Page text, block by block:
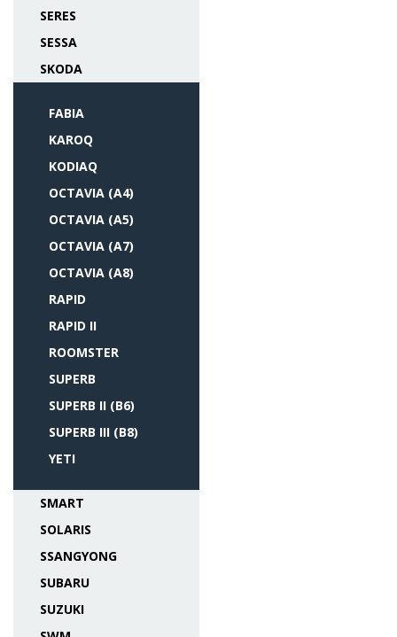
SERES
SESSA
SKODA
FABIA
KAROQ
KODIAQ
OCTAVIA (A4)
OCTAVIA (A5)
OCTAVIA (A7)
OCTAVIA (A8)
RAPID
RAPID II
ROOMSTER
SUPERB
SUPERB II (B6)
SUPERB III (B8)
YETI
SMART
SOLARIS
SSANGYONG
SUBARU
SUZUKI